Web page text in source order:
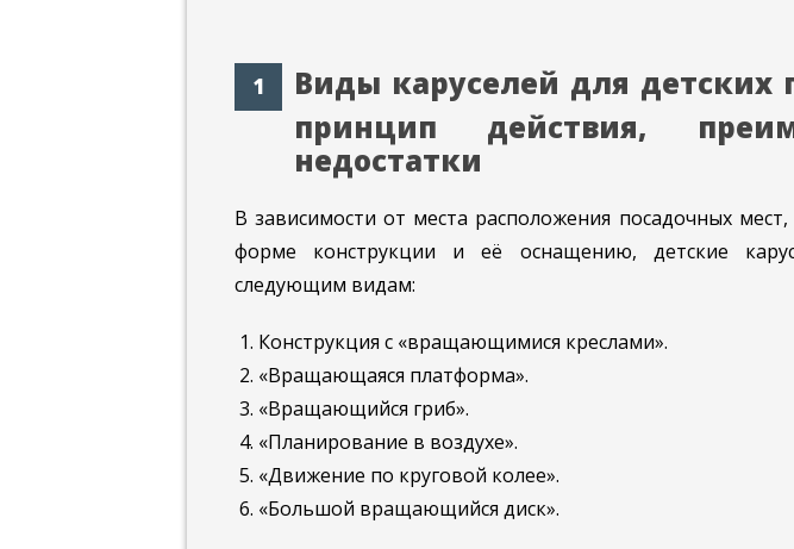
Виды каруселей для детских
принцип действия,
недостатки
В зависимости от места расположения посадочных мест,
форме конструкции и её оснащению, детские
следующим видам:
Конструкция с «вращающимися креслами».
«Вращающаяся платформа».
«Вращающийся гриб».
«Планирование в воздухе».
«Движение по круговой колее».
«Большой вращающийся диск».